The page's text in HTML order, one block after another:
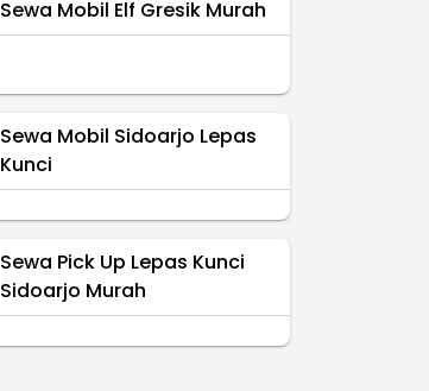
Sewa Mobil Elf Gresik Murah
Sewa Mobil Sidoarjo Lepas
Kunci
Sewa Pick Up Lepas Kunci
Sidoarjo Murah